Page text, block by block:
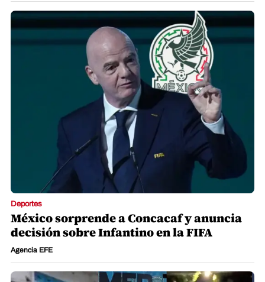
Deportes
México sorprende a Concacaf y anuncia
decisión sobre Infantino en la FIFA
Agencia EFE